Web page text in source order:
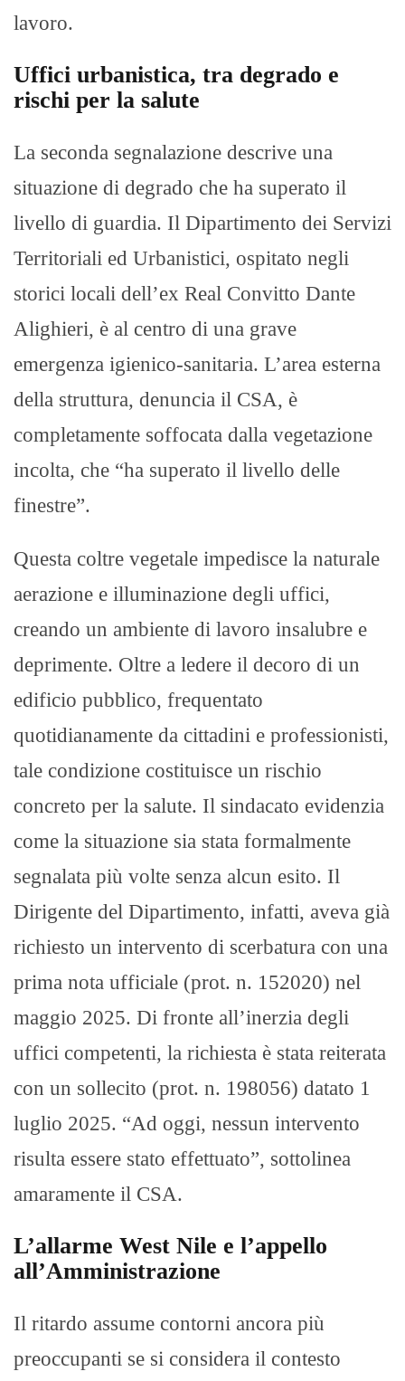
lavoro.
Uffici urbanistica, tra degrado e
rischi per la salute
La seconda segnalazione descrive una
situazione di degrado che ha superato il
livello di guardia. Il Dipartimento dei Servizi
Territoriali ed Urbanistici, ospitato negli
storici locali dell’ex Real Convitto Dante
Alighieri, è al centro di una grave
emergenza igienico-sanitaria. L’area esterna
della struttura, denuncia il CSA, è
completamente soffocata dalla vegetazione
incolta, che “ha superato il livello delle
finestre”.
Questa coltre vegetale impedisce la naturale
aerazione e illuminazione degli uffici,
creando un ambiente di lavoro insalubre e
deprimente. Oltre a ledere il decoro di un
edificio pubblico, frequentato
quotidianamente da cittadini e professionisti,
tale condizione costituisce un rischio
concreto per la salute. Il sindacato evidenzia
come la situazione sia stata formalmente
segnalata più volte senza alcun esito. Il
Dirigente del Dipartimento, infatti, aveva già
richiesto un intervento di scerbatura con una
prima nota ufficiale (prot. n. 152020) nel
maggio 2025. Di fronte all’inerzia degli
uffici competenti, la richiesta è stata reiterata
con un sollecito (prot. n. 198056) datato 1
luglio 2025. “Ad oggi, nessun intervento
risulta essere stato effettuato”, sottolinea
amaramente il CSA.
L’allarme West Nile e l’appello
all’Amministrazione
Il ritardo assume contorni ancora più
preoccupanti se si considera il contesto